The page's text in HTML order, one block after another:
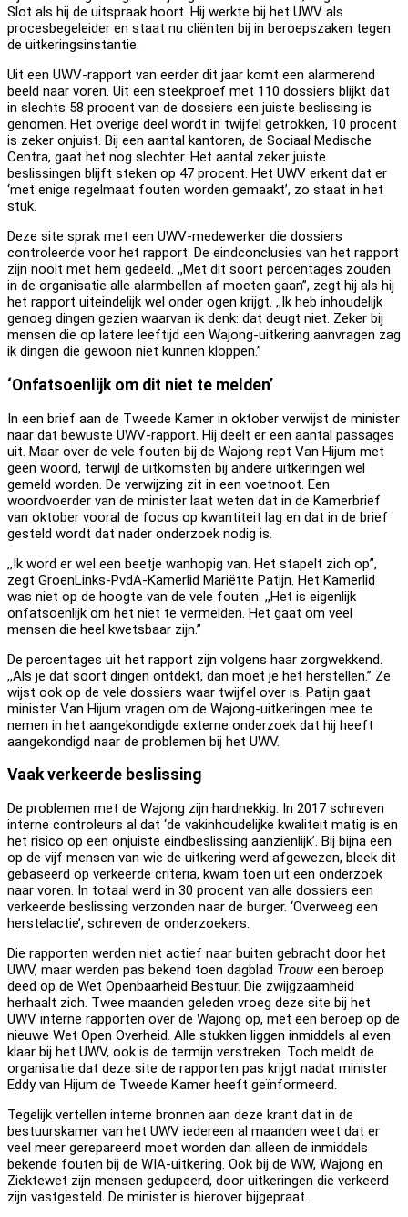
Slot als hij de uitspraak hoort. Hij werkte bij het UWV als
procesbegeleider en staat nu cliënten bij in beroepszaken tegen
de uitkeringsinstantie.
Uit een UWV-rapport van eerder dit jaar komt een alarmerend
beeld naar voren. Uit een steekproef met 110 dossiers blijkt dat
in slechts 58 procent van de dossiers een juiste beslissing is
genomen. Het overige deel wordt in twijfel getrokken, 10 procent
is zeker onjuist. Bij een aantal kantoren, de Sociaal Medische
Centra, gaat het nog slechter. Het aantal zeker juiste
beslissingen blijft steken op 47 procent. Het UWV erkent dat er
‘met enige regelmaat fouten worden gemaakt’, zo staat in het
stuk.
Deze site sprak met een UWV-medewerker die dossiers
controleerde voor het rapport. De eindconclusies van het rapport
zijn nooit met hem gedeeld. ,,Met dit soort percentages zouden
in de organisatie alle alarmbellen af moeten gaan”, zegt hij als hij
het rapport uiteindelijk wel onder ogen krijgt. ,,Ik heb inhoudelijk
genoeg dingen gezien waarvan ik denk: dat deugt niet. Zeker bij
mensen die op latere leeftijd een Wajong-uitkering aanvragen zag
ik dingen die gewoon niet kunnen kloppen.’’
‘Onfatsoenlijk om dit niet te melden’
In een brief aan de Tweede Kamer in oktober verwijst de minister
naar dat bewuste UWV-rapport. Hij deelt er een aantal passages
uit. Maar over de vele fouten bij de Wajong rept Van Hijum met
geen woord, terwijl de uitkomsten bij andere uitkeringen wel
gemeld worden. De verwijzing zit in een voetnoot. Een
woordvoerder van de minister laat weten dat in de Kamerbrief
van oktober vooral de focus op kwantiteit lag en dat in de brief
gesteld wordt dat nader onderzoek nodig is.
,,Ik word er wel een beetje wanhopig van. Het stapelt zich op”,
zegt GroenLinks-PvdA-Kamerlid Mariëtte Patijn. Het Kamerlid
was niet op de hoogte van de vele fouten. ,,Het is eigenlijk
onfatsoenlijk om het niet te vermelden. Het gaat om veel
mensen die heel kwetsbaar zijn.”
De percentages uit het rapport zijn volgens haar zorgwekkend.
,,Als je dat soort dingen ontdekt, dan moet je het herstellen.’’ Ze
wijst ook op de vele dossiers waar twijfel over is. Patijn gaat
minister Van Hijum vragen om de Wajong-uitkeringen mee te
nemen in het aangekondigde externe onderzoek dat hij heeft
aangekondigd naar de problemen bij het UWV.
Vaak verkeerde beslissing
De problemen met de Wajong zijn hardnekkig. In 2017 schreven
interne controleurs al dat ‘de vakinhoudelijke kwaliteit matig is en
het risico op een onjuiste eindbeslissing aanzienlijk’. Bij bijna een
op de vijf mensen van wie de uitkering werd afgewezen, bleek dit
gebaseerd op verkeerde criteria, kwam toen uit een onderzoek
naar voren. In totaal werd in 30 procent van alle dossiers een
verkeerde beslissing verzonden naar de burger. ‘Overweeg een
herstelactie’, schreven de onderzoekers.
Die rapporten werden niet actief naar buiten gebracht door het
UWV, maar werden pas bekend toen dagblad Trouw een beroep
deed op de Wet Openbaarheid Bestuur. Die zwijgzaamheid
herhaalt zich. Twee maanden geleden vroeg deze site bij het
UWV interne rapporten over de Wajong op, met een beroep op de
nieuwe Wet Open Overheid. Alle stukken liggen inmiddels al even
klaar bij het UWV, ook is de termijn verstreken. Toch meldt de
organisatie dat deze site de rapporten pas krijgt nadat minister
Eddy van Hijum de Tweede Kamer heeft geïnformeerd.
Tegelijk vertellen interne bronnen aan deze krant dat in de
bestuurskamer van het UWV iedereen al maanden weet dat er
veel meer gerepareerd moet worden dan alleen de inmiddels
bekende fouten bij de WIA-uitkering. Ook bij de WW, Wajong en
Ziektewet zijn mensen gedupeerd, door uitkeringen die verkeerd
zijn vastgesteld. De minister is hierover bijgepraat.